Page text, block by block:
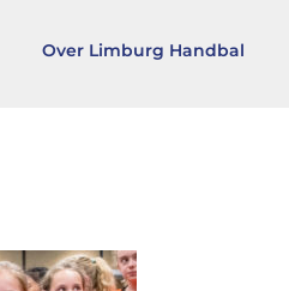
Over Limburg Handbal